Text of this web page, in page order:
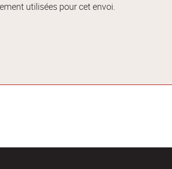
utilisées pour cet envoi.